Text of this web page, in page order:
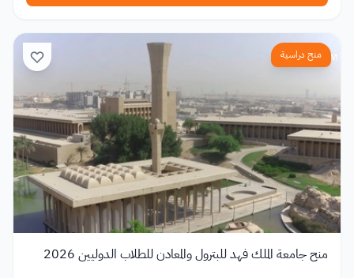
منح دراسية
منح جامعة الملك فهد للبترول والمعادن للطلاب الدوليين 2026